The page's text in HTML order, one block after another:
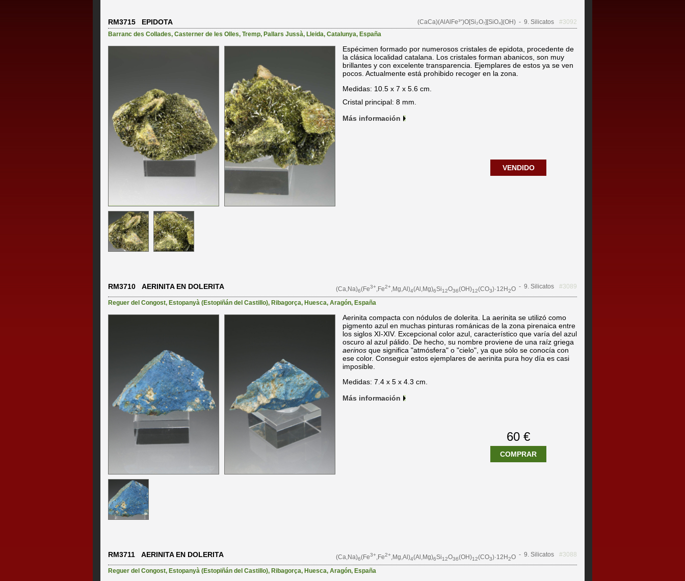
RM3715 EPIDOTA (CaCa)(AlAlFe³⁺)O[Si₂O₇][SiO₄](OH) - 9. Silicatos
#3092
Barranc des Collades, Casterner de les Olles, Tremp, Pallars Jussà, Lleida, Catalunya, España
Espécimen formado por numerosos cristales de epidota, procedente de
la clásica localidad catalana. Los cristales forman abanicos, son muy
brillantes y con excelente transparencia. Ejemplares de estos ya se ven
pocos. Actualmente está prohibido recoger en la zona.
Medidas: 10.5 x 7 x 5.6 cm.
Cristal principal: 8 mm.
Más información
VENDIDO
RM3710 AERINITA EN DOLERITA (Ca,Na)6(Fe3+ ,Fe2+ ,Mg,Al)4(Al,Mg)6Si12O36(OH)12(CO3)·12H2O - 9. Silicatos #3089
Reguer del Congost, Estopanyà (Estopiñán del Castillo), Ribagorça, Huesca, Aragón, España
Aerinita compacta con nódulos de dolerita. La aerinita se utilizó como
pigmento azul en muchas pinturas románicas de la zona pirenaica entre
los siglos XI-XIV. Excepcional color azul, característico que varía del azul
oscuro al azul pálido. De hecho, su nombre proviene de una raíz griega
aerinos que significa "atmósfera" o "cielo", ya que sólo se conocía con
ese color. Conseguir estos ejemplares de aerinita pura hoy día es casi
imposible.
Medidas: 7.4 x 5 x 4.3 cm.
Más información
60 €
COMPRAR
RM3711 AERINITA EN DOLERITA (Ca,Na)6(Fe3+,Fe2+,Mg,Al)4(Al,Mg)6Si12O36(OH)12(CO3)·12H2O - 9. Silicatos #3088
Reguer del Congost, Estopanyà (Estopiñán del Castillo), Ribagorça, Huesca, Aragón, España